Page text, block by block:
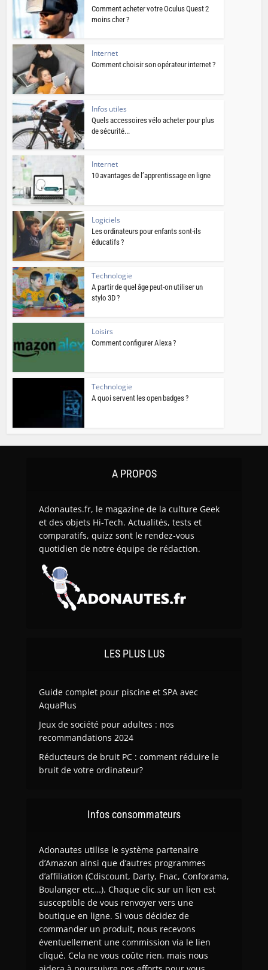
Comment acheter votre Oculus Quest 2
moins cher ?
Internet
Comment choisir son opérateur internet ?
Infos utiles
Quels accessoires vélo acheter pour plus
de sécurité...
Internet
10 avantages de l’apprentissage en ligne
Logiciels
Les ordinateurs pour enfants sont-ils
éducatifs ?
Technologie
A partir de quel âge peut-on utiliser un
stylo 3D ?
Loisirs
Comment configurer Alexa ?
Technologie
A quoi servent les open badges ?
A PROPOS
Adonautes.fr, le magazine de la culture Geek
et des objets Hi-Tech. Actualités, tests et
comparatifs, quizz sont le rendez-vous
quotidien de notre équipe de rédaction.
LES PLUS LUS
Guide complet pour piscine et SPA avec
AquaPlus
Jeux de société pour adultes : nos
recommandations 2024
Réducteurs de bruit PC : comment réduire le
bruit de votre ordinateur?
Infos consommateurs
Adonautes utilise le système partenaire
d’Amazon ainsi que d’autres programmes
d’affiliation (Cdiscount, Darty, Fnac, Conforama,
Boulanger etc…). Chaque clic sur un lien est
susceptible de vous renvoyer vers une
boutique en ligne. Si vous décidez de
commander un produit, nous recevons
éventuellement une commission via le lien
cliqué. Cela ne vous coûte rien, mais nous